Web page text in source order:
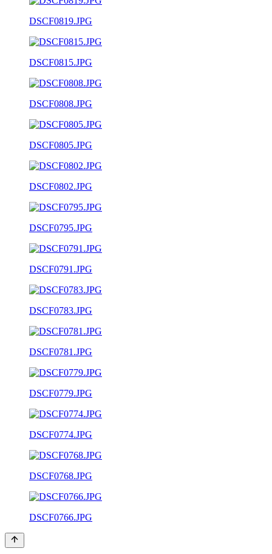
DSCF0819.JPG
DSCF0815.JPG
DSCF0808.JPG
DSCF0805.JPG
DSCF0802.JPG
DSCF0795.JPG
DSCF0791.JPG
DSCF0783.JPG
DSCF0781.JPG
DSCF0779.JPG
DSCF0774.JPG
DSCF0768.JPG
DSCF0766.JPG